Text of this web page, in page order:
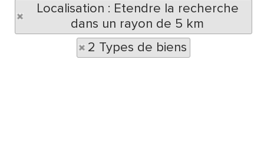
Localisation : Etendre la recherche
dans un rayon de 5 km
2 Types de biens